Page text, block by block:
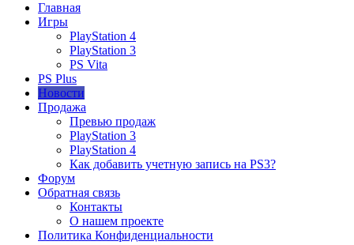
Главная
Игры
PlayStation 4
PlayStation 3
PS Vita
PS Plus
Новости
Продажа
Превью продаж
PlayStation 3
PlayStation 4
Как добавить учетную запись на PS3?
Форум
Обратная связь
Контакты
О нашем проекте
Политика Конфиденциальности